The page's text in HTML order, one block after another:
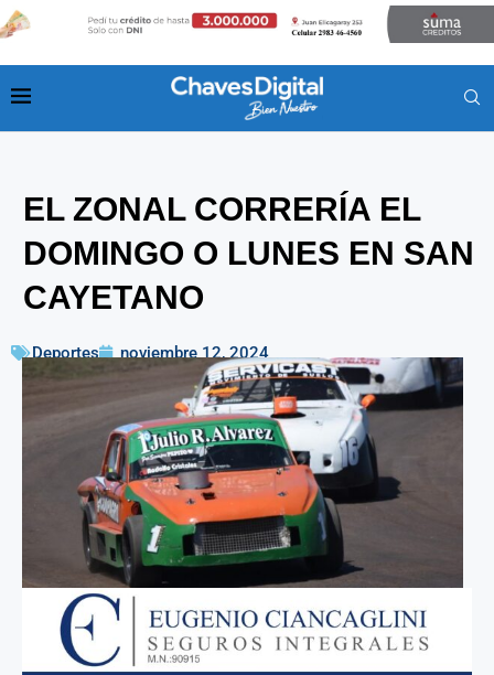
EL ZONAL CORRERÍA EL
DOMINGO O LUNES EN SAN
CAYETANO
Deportes noviembre 12, 2024